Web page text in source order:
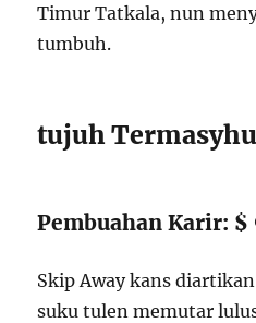
Timur Tatkala, nun
tumbuh.
tujuh
Pembuahan Karir: $
Skip Away kans
suku tulen memutar